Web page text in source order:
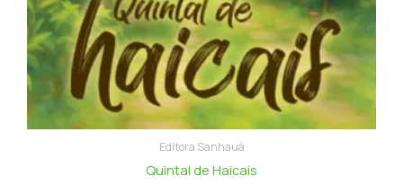
Editora Sanhauá
Quintal de Haicais